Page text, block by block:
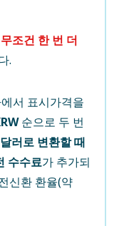
조건 한 번 더
.
서 표시가격을
순으로 두 번
러로 변환할 때
수수료가 추가되
신환 환율(약